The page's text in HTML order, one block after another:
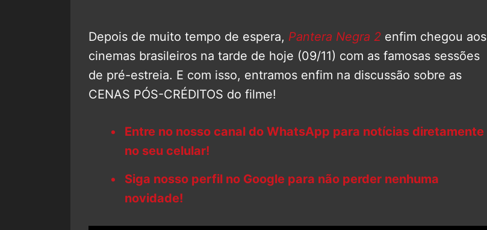
Depois de muito tempo de espera, Pantera Negra 2 enfim chegou aos
cinemas brasileiros na tarde de hoje (09/11) com as famosas sessões
de pré-estreia. E com isso, entramos enfim na discussão sobre as
CENAS PÓS-CRÉDITOS do filme!
Entre no nosso canal do WhatsApp para notícias diretamente
no seu celular!
Siga nosso perfil no Google para não perder nenhuma
novidade!